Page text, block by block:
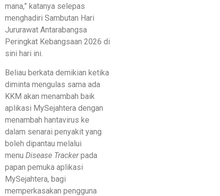
mana,” katanya selepas
menghadiri Sambutan Hari
Jururawat Antarabangsa
Peringkat Kebangsaan 2026 di
sini hari ini.
Beliau berkata demikian ketika
diminta mengulas sama ada
KKM akan menambah baik
aplikasi MySejahtera dengan
menambah hantavirus ke
dalam senarai penyakit yang
boleh dipantau melalui
menu Disease Trackerpada
papan pemuka aplikasi
MySejahtera, bagi
memperkasakan pengguna